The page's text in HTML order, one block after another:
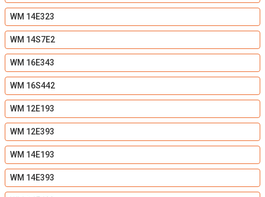
WM 14E323
WM 14S7E2
WM 16E343
WM 16S442
WM 12E193
WM 12E393
WM 14E193
WM 14E393